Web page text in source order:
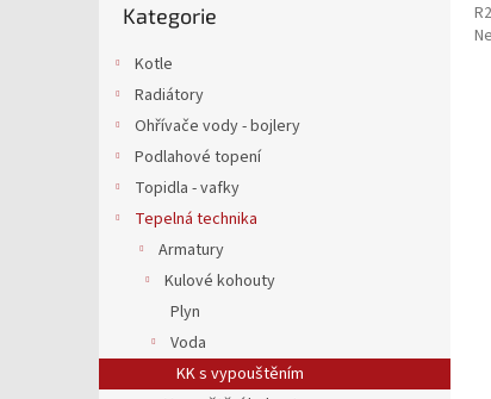
kategorie
Kategorie
Kotle
Radiátory
Ohřívače vody - bojlery
Podlahové topení
Topidla - vafky
Tepelná technika
Armatury
Kulové kohouty
Plyn
Voda
KK s vypouštěním